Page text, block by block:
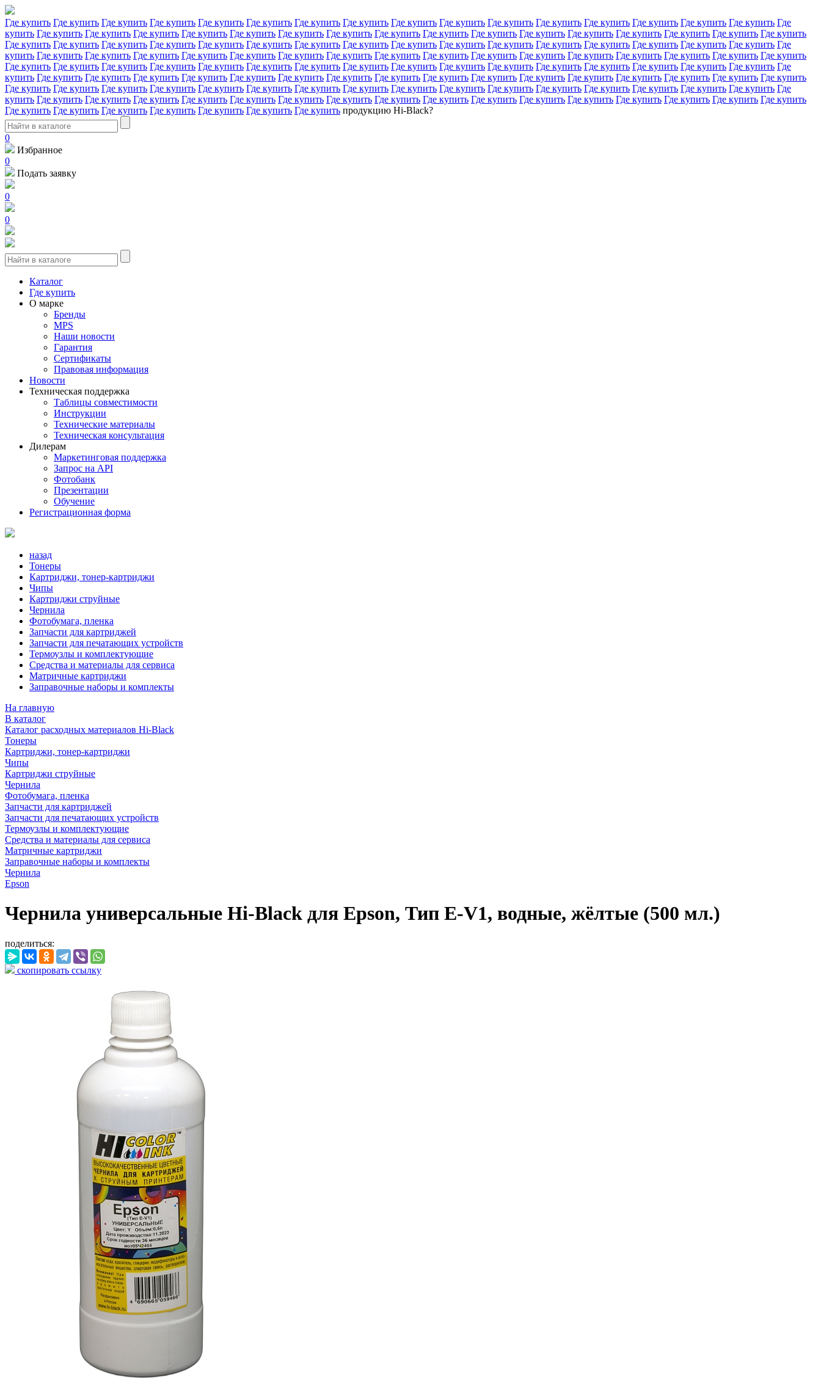
Где купить Где купить Где купить Где купить Где купить Где купить Где купить Где купить Где купить Где купить Где купить Где купить Где купить Где купить Где купить Где купить Где
купить Где купить Где купить Где купить Где купить Где купить Где купить Где купить Где купить Где купить Где купить Где купить Где купить Где купить Где купить Где купить Где купить
Где купить Где купить Где купить Где купить Где купить Где купить Где купить Где купить Где купить Где купить Где купить Где купить Где купить Где купить Где купить Где купить Где
купить Где купить Где купить Где купить Где купить Где купить Где купить Где купить Где купить Где купить Где купить Где купить Где купить Где купить Где купить Где купить Где купить
Где купить Где купить Где купить Где купить Где купить Где купить Где купить Где купить Где купить Где купить Где купить Где купить Где купить Где купить Где купить Где купить Где
купить Где купить Где купить Где купить Где купить Где купить Где купить Где купить Где купить Где купить Где купить Где купить Где купить Где купить Где купить Где купить Где купить
Где купить Где купить Где купить Где купить Где купить Где купить Где купить Где купить Где купить Где купить Где купить Где купить Где купить Где купить Где купить Где купить Где
купить Где купить Где купить Где купить Где купить Где купить Где купить Где купить Где купить Где купить Где купить Где купить Где купить Где купить Где купить Где купить Где купить
Где купить Где купить Где купить Где купить Где купить Где купить Где купить продукцию Hi-Black?
0
Избранное
0
Подать заявку
0
0
Каталог
Где купить
О марке
Бренды
MPS
Наши новости
Гарантия
Сертификаты
Правовая информация
Новости
Техническая поддержка
Таблицы совместимости
Инструкции
Технические материалы
Техническая консультация
Дилерам
Маркетинговая поддержка
Запрос на API
Фотобанк
Презентации
Обучение
Регистрационная форма
назад
Тонеры
Картриджи, тонер-картриджи
Чипы
Картриджи струйные
Чернила
Фотобумага, пленка
Запчасти для картриджей
Запчасти для печатающих устройств
Термоузлы и комплектующие
Средства и материалы для сервиса
Матричные картриджи
Заправочные наборы и комплекты
На главную
В каталог
Каталог расходных материалов Hi-Black
Тонеры
Картриджи, тонер-картриджи
Чипы
Картриджи струйные
Чернила
Фотобумага, пленка
Запчасти для картриджей
Запчасти для печатающих устройств
Термоузлы и комплектующие
Средства и материалы для сервиса
Матричные картриджи
Заправочные наборы и комплекты
Чернила
Epson
Чернила универсальные Hi-Black для Epson, Тип E-V1, водные, жёлтые (500 мл.)
поделиться:
скопировать ссылку